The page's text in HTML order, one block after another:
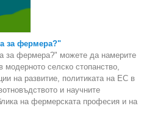
за фермера?"
за фермера?" можете да намерите
селско стопанство,
на развитие, политиката на ЕС в
и научните
на фермерската професия и на